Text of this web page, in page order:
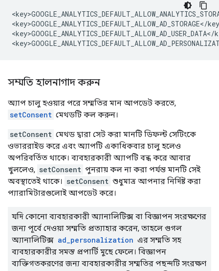
<key>GOOGLE_ANALYTICS_DEFAULT_ALLOW_AD_STORAGE</
<key>GOOGLE_ANALYTICS_DEFAULT_ALLOW_AD_USER_DATA</
সম্মতি হালনাগাদ করুন
অ্যাপ চালু হওয়ার পরে সম্মতির মান আপডেট করতে,
setConsent মেথডটি কল করুন।
setConsent মেথড দ্বারা সেট করা মানটি ডিফল্ট সেটিংকে
ওভাররাইড করে এবং অ্যাপটি একাধিকবার চালু হলেও
অপরিবর্তিত থাকে। ব্যবহারকারী অ্যাপটি বন্ধ করে আবার
খুললেও, setConsent পুনরায় কল না করা পর্যন্ত মানটি সেই
অবস্থাতেই থাকে। setConsent শুধুমাত্র আপনার নির্দিষ্ট করা
প্যারামিটারগুলোই আপডেট করে।
যদি কোনো ব্যবহারকারী অ্যানালিটিক্স বা বিজ্ঞাপন সংরক্ষণের
জন্য পূর্বে দেওয়া সম্মতি প্রত্যাহার করেন, তাহলে গুগল
অ্যানালিটিক্স ad_personalization এর সম্মতি সহ
ব্যবহারকারীর সমস্ত প্রপার্টি মুছে ফেলে। বিজ্ঞাপন
ব্যক্তিগতকরণের জন্য ব্যবহারকারীর সম্মতির পছন্দটি সংরক্ষণ